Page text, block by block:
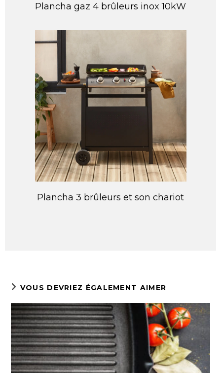
Plancha gaz 4 brûleurs inox 10kW
Plancha 3 brûleurs et son chariot
VOUS DEVRIEZ ÉGALEMENT AIMER